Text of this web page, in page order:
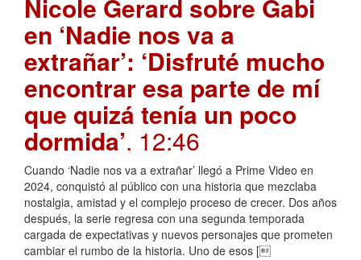
Nicole Gerard sobre Gabi
en ‘Nadie nos va a
extrañar’: ‘Disfruté mucho
encontrar esa parte de mí
que quizá tenía un poco
dormida’. 12:46
Cuando ‘Nadie nos va a extrañar’ llegó a Prime Video en
2024, conquistó al público con una historia que mezclaba
nostalgia, amistad y el complejo proceso de crecer. Dos años
después, la serie regresa con una segunda temporada
cargada de expectativas y nuevos personajes que prometen
cambiar el rumbo de la historia. Uno de esos [